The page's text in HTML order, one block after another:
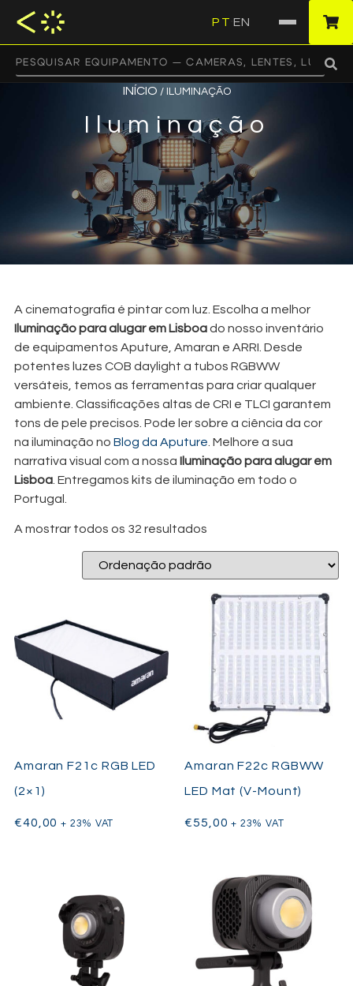
PT EN
INÍCIO / ILUMINAÇÃO
Iluminação
A cinematografia é pintar com luz. Escolha a melhor
Iluminação para alugar em Lisboado nosso inventário
de equipamentos Aputure, Amaran e ARRI. Desde
potentes luzes COB daylight a tubos RGBWW
versáteis, temos as ferramentas para criar qualquer
ambiente. Classificações altas de CRI e TLCI garantem
tons de pele precisos. Pode ler sobre a ciência da cor
na iluminação no Blog da Aputure . Melhore a sua
narrativa visual com a nossa Iluminação para alugar em
Lisboa. Entregamos kits de iluminação em todo o
Portugal.
A mostrar todos os 32 resultados
Amaran F21c RGB LED
(2×1)
€40,00 + 23% VAT
Amaran F22c RGBWW
LED Mat (V-Mount)
€55,00 + 23% VAT